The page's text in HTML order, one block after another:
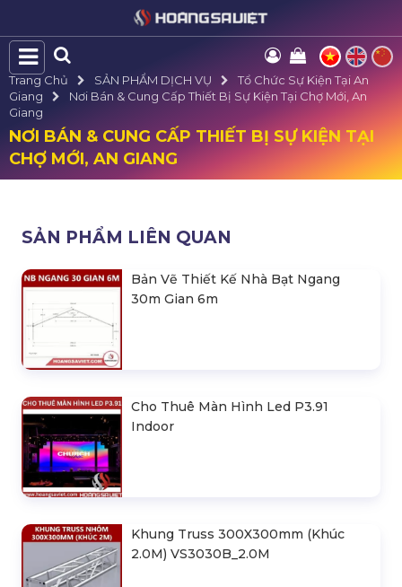
Trang Chủ SẢN PHẨM DỊCH VỤ
Tổ Chức Sự Kiện Tại An
Giang
Nơi Bán & Cung Cấp Thiết Bị Sự Kiện Tại Chợ Mới, An
Giang
NƠI BÁN & CUNG CẤP THIẾT BỊ SỰ KIỆN TẠI
CHỢ MỚI, AN GIANG
SẢN PHẨM LIÊN QUAN
Bản Vẽ Thiết Kế Nhà Bạt Ngang
30m Gian 6m
Cho Thuê Màn Hình Led P3.91
Indoor
Khung Truss 300X300mm (Khúc
2.0M) VS3030B_2.0M